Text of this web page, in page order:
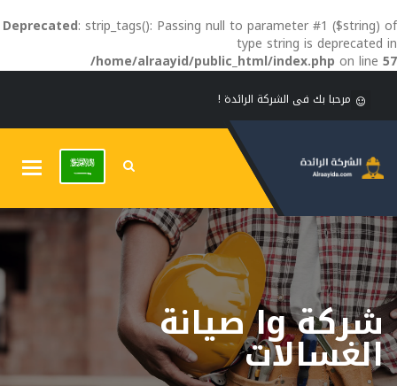
Deprecated: strip_tags(): Passing null to parameter #1 ($string) of
type string is deprecated in
/home/alraayid/public_html/index.php on line 57
مرحبا بك فى الشركة الرائدة !
شركة lg صيانة
الغسالات